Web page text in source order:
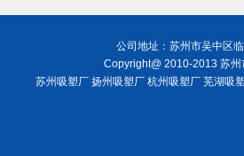
公司地址：苏州市吴中区
Copyright@ 2010-2013 苏
苏州吸塑厂 扬州吸塑厂 杭州吸塑厂 芜湖吸